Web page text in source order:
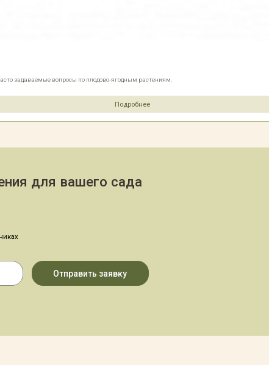
задаваемые вопросы по плодово-ягодным растениям.
Подробнее
для вашего сада